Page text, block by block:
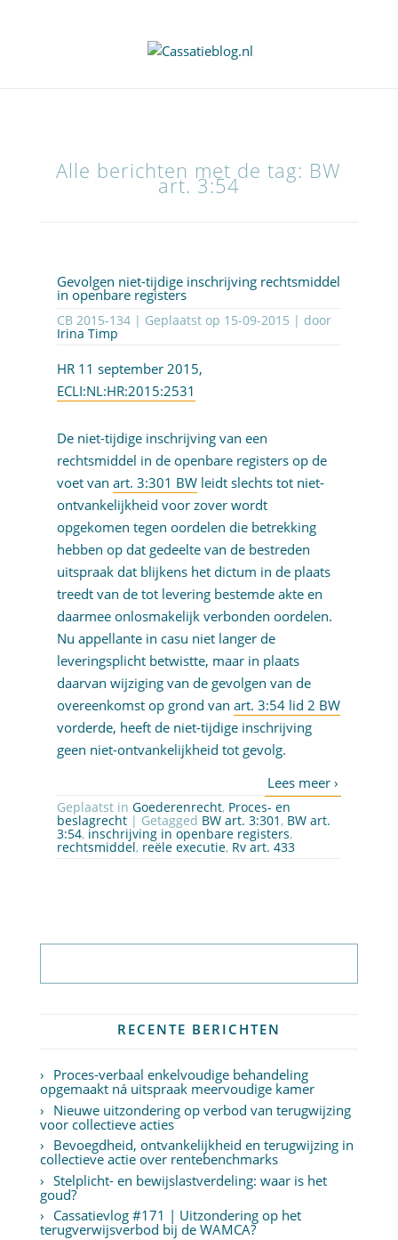
Alle berichten met de tag: BW
art. 3:54
Gevolgen niet-tijdige inschrijving rechtsmiddel
in openbare registers
CB 2015-134 | Geplaatst op 15-09-2015 | door
Irina Timp
HR 11 september 2015,
ECLI:NL:HR:2015:2531
De niet-tijdige inschrijving van een
rechtsmiddel in de openbare registers op de
voet van art. 3:301 BWleidt slechts tot niet-
ontvankelijkheid voor zover wordt
opgekomen tegen oordelen die betrekking
hebben op dat gedeelte van de bestreden
uitspraak dat blijkens het dictum in de plaats
treedt van de tot levering bestemde akte en
daarmee onlosmakelijk verbonden oordelen.
Nu appellante in casu niet langer de
leveringsplicht betwistte, maar in plaats
daarvan wijziging van de gevolgen van de
overeenkomst op grond van art. 3:54 lid 2 BW
vorderde, heeft de niet-tijdige inschrijving
geen niet-ontvankelijkheid tot gevolg.
Geplaatst in Goederenrecht, Proces- en
beslagrecht | Getagged BW art. 3:301 , BW art.
3:54, inschrijving in openbare registers,
rechtsmiddel, reële executie, Rv art. 433
RECENTE BERICHTEN
Proces-verbaal enkelvoudige behandeling
opgemaakt ná uitspraak meervoudige kamer
Nieuwe uitzondering op verbod van terugwijzing
voor collectieve acties
Bevoegdheid, ontvankelijkheid en terugwijzing in
collectieve actie over rentebenchmarks
Stelplicht- en bewijslastverdeling: waar is het
goud?
Cassatievlog #171 | Uitzondering op het
terugverwijsverbod bij de WAMCA?